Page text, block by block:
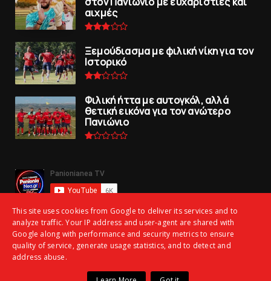
αιχμές
Ξεμούδιασμα με φιλική νίκη για τoν
Iστορικό
Φιλική ήττα με αυτογκόλ, αλλά
θετική εικόνα για τον ανώτερo
Πανιώνιo
This site uses cookies from Google to deliver its services and to
analyze traffic. Your IP address and user-agent are shared with
Google along with performance and security metrics to ensure
quality of service, generate usage statistics, and to detect and
address abuse.